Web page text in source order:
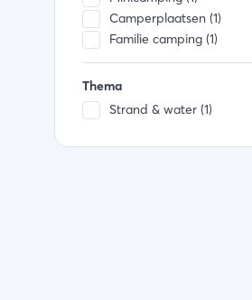
Camperplaatsen (1)
Familie camping (1)
Thema
Strand & water (1)